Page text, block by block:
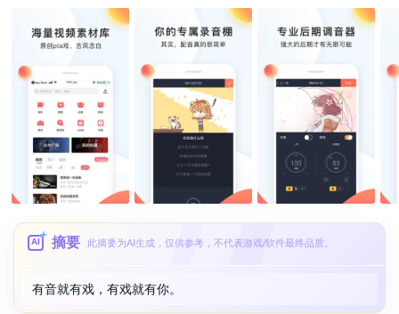
AI 摘要 此摘要为AI生成，仅供参考，不代表游戏/软件最终品质。
有音就有戏，有戏就有你。